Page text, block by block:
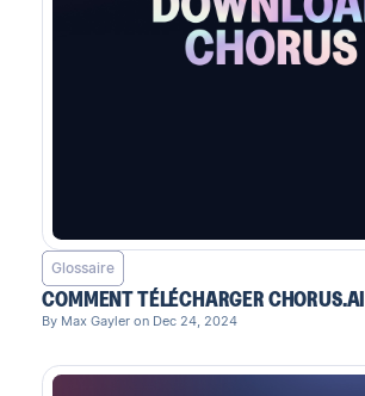
Glossaire
COMMENT TÉLÉCHARGER CHORUS.AI
By Max Gayler on Dec 24, 2024